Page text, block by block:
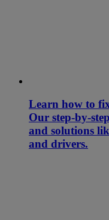
Learn how to
Our step-by-
and solutions
and drivers.